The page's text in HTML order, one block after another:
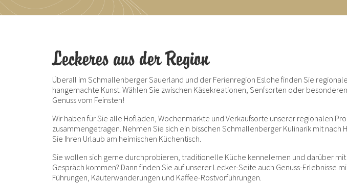
Leckeres aus der Region
Überall im Schmallenberger Sauerland und der Ferienregion Eslohe finden Sie
hangemachte Kunst. Wählen Sie zwischen Käsekreationen, Senfsorten oder
Genuss vom Feinsten!
Wir haben für Sie alle Hofläden, Wochenmärkte und Verkaufsorte unserer regionalen
zusammengetragen. Nehmen Sie sich ein bisschen Schmallenberger Kulinarik mit nach
Sie Ihren Urlaub am heimischen Küchentisch.
Sie wollen sich gerne durchprobieren, traditionelle Küche kennelernen und darüber mit
Gespräch kommen? Dann finden Sie auf unserer Lecker-Seite auch Genuss-Erlebnisse
Führungen, Käuterwanderungen und Kaffee-Rostvorführungen.